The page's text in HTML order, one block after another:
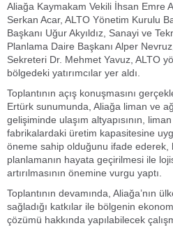
Aliağa Kaymakam Vekili İhsan Emre
Serkan Acar, ALTO Yönetim Kurulu
Başkanı Uğur Akyıldız, Sanayi ve
Planlama Daire Başkanı Alper
Sekreteri Dr. Mehmet Yavuz, ALTO
bölgedeki yatırımcılar yer aldı.
Toplantının açış konuşmasını
Ertürk sunumunda, Aliağa liman ve
gelişiminde ulaşım altyapısının,
fabrikalardaki üretim kapasitesine
öneme sahip olduğunu ifade ederek,
planlamanın hayata geçirilmesi ile
artırılmasının önemine vurgu yaptı.
Toplantının devamında, Aliağa’nın
sağladığı katkılar ile bölgenin
çözümü hakkında yapılabilecek